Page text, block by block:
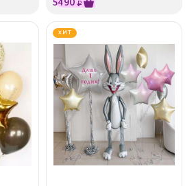
5490 ₽
ХИТ